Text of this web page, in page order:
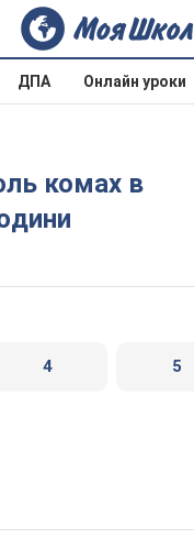
ДПА Онлайн уроки
4 5